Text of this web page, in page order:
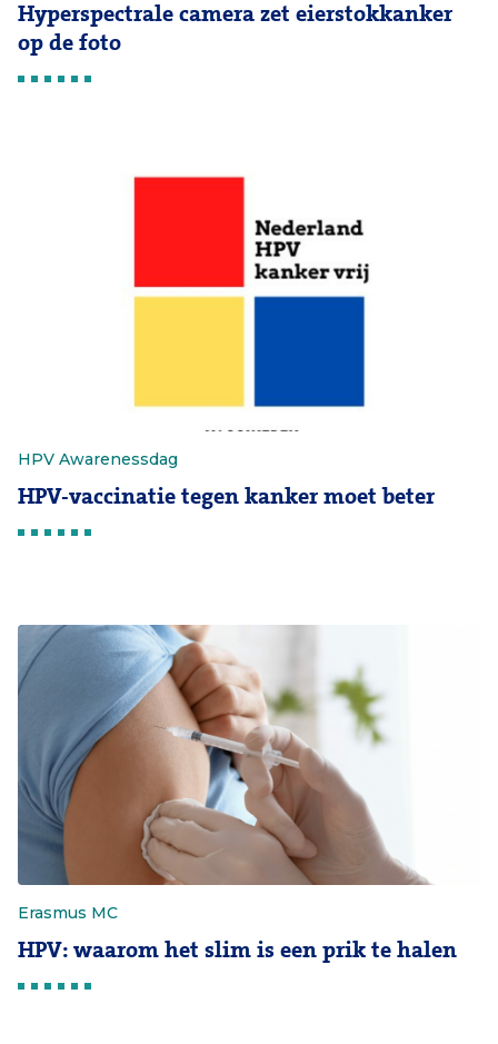
Hyperspectrale camera zet eierstokkanker
op de foto
HPV Awarenessdag
HPV-vaccinatie tegen kanker moet beter
Erasmus MC
HPV: waarom het slim is een prik te halen